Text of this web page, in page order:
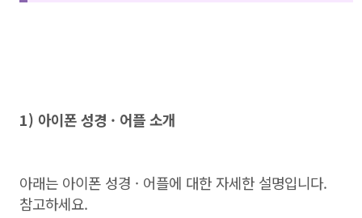
1) 아이폰 성경 · 어플 소개
아래는 아이폰 성경 · 어플에 대한 자세한 설명입니다.
참고하세요.